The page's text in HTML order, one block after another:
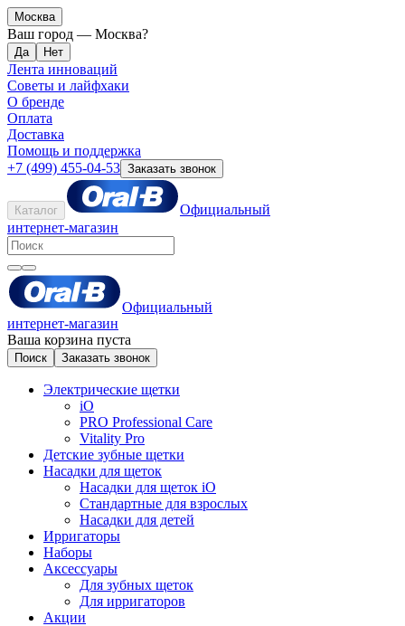
Москва
Ваш город — Москва?
Лента инноваций
Советы и лайфхаки
О бренде
Оплата
Доставка
Помощь и поддержка
+7 (499) 455-04-53 Заказать звонок
Каталог
Официальный
интернет-магазин
Официальный
интернет-магазин
Ваша корзина пуста
Поиск Заказать звонок
Электрические щетки
iO
PRO Professional Care
Vitality Pro
Детские зубные щетки
Насадки для щеток
Насадки для щеток iO
Стандартные для взрослых
Насадки для детей
Ирригаторы
Наборы
Аксессуары
Для зубных щеток
Для ирригаторов
Акции